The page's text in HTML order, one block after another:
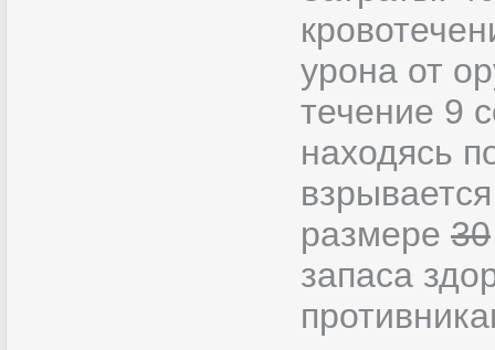
урона от
течение 9
находясь
размере 30
запаса